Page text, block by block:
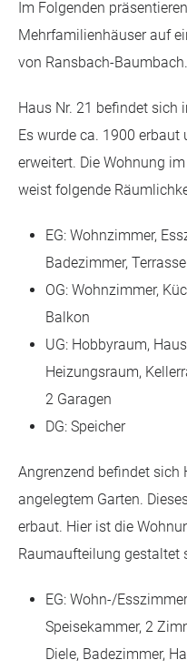
Im Folgenden
Mehrfamilienhäuser auf
von Ransbach-Baumbach.
Haus Nr. 21 befindet sich
Es wurde ca. 1900
erweitert. Die Wohnung
weist folgende
EG: Wohnzimmer,
Badezimmer, Terrasse
OG: Wohnzimmer,
Balkon
UG: Hobbyraum,
Heizungsraum,
2 Garagen
DG: Speicher
Angrenzend befindet sich
angelegtem Garten.
erbaut. Hier ist die
Raumaufteilung gestaltet
EG: Wohn-/
Speisekammer, 2
Diele, Badezimmer,